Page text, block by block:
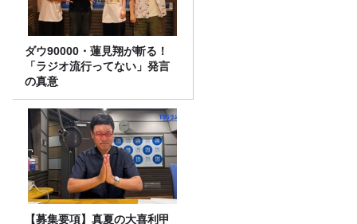
ダウ90000・蓮見翔が斬る！
「ラジオ流行ってない」発言
の真意
【募集要項】真夏の大喜利甲